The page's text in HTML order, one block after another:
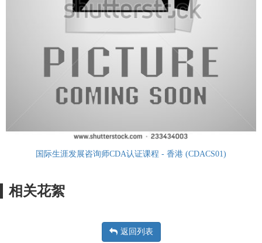
国际生涯发展咨询师CDA认证课程 - 香港 (CDACS01)
相关花絮
返回列表